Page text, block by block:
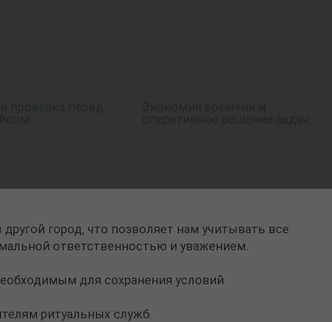
другой город, что позволяет нам учитывать все
ответственностью и уважением.
для сохранения условий
ритуальных служб.